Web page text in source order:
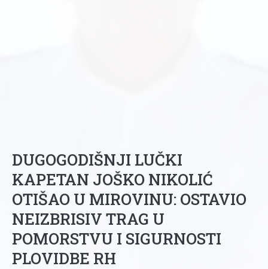
DUGOGODIŠNJI LUČKI
KAPETAN JOŠKO NIKOLIĆ
OTIŠAO U MIROVINU: OSTAVIO
NEIZBRISIV TRAG U
POMORSTVU I SIGURNOSTI
PLOVIDBE RH